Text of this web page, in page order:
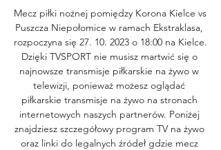
Mecz piłki nożnej pomiędzy Korona Kielce vs
Puszcza Niepołomice w ramach Ekstraklasa,
rozpoczyna się 27. 10. 2023 o 18:00 na Kielce.
Dzięki TVSPORT nie musisz martwić się o
najnowsze transmisje piłkarskie na żywo w
telewizji, ponieważ możesz oglądać
piłkarskie transmisje na żywo na stronach
internetowych naszych partnerów. Poniżej
znajdziesz szczegółowy program TV na żywo
oraz linki do legalnych źródeł gdzie mecz